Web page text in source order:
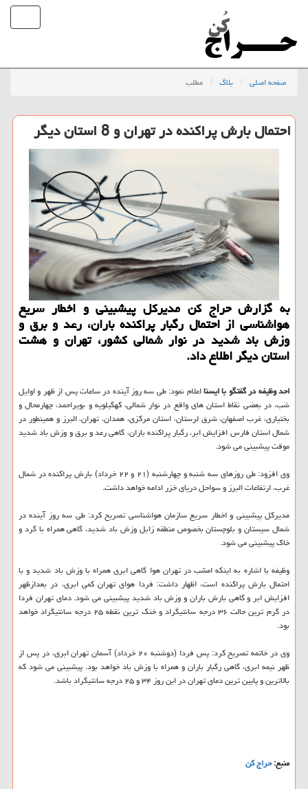
صفحه اصلی بلاگ مطلب
احتمال بارش پراكنده در تهران و 8 استان دیگر
به گزارش حراج كن مدیركل پیشبینی و اخطار سریع
هواشناسی از احتمال رگبار پراكنده باران، رعد و برق و
وزش باد شدید در نوار شمالی كشور، تهران و هشت
استان دیگر اطلاع داد.
احد وظیفه در گفتگو با ایسنااعلام نمود: طی سه روز آینده در ساعات پس از ظهر و اوایل
شب، در بعضی نقاط استان های واقع در نوار شمالی، كهگیلویه و بویراحمد، چهارمحال و
بختیاری، غرب اصفهان، شرق لرستان، استان مركزی، همدان، تهران، البرز و همینطور در
شمال استان فارس افزایش ابر، رگبار پراكنده باران، گاهی رعد و برق و وزش باد شدید
موقت پیشبینی می شود.
وی افزود: طی روزهای سه شنبه و چهارشنبه (۲۱ و ۲۲ خرداد) بارش پراكنده در شمال
غرب، ارتفاعات البرز و سواحل دریای خزر ادامه خواهد داشت.
مدیركل پیشبینی و اخطار سریع سازمان هواشناسی تصریح كرد: طی سه روز آینده در
شمال سیستان و بلوچستان بخصوص منطقه زابل وزش باد شدید، گاهی همراه با گرد و
خاك پیشبینی می شود.
وظیفه با اشاره به اینكه امشب در تهران هوا گاهی ابری همراه با وزش باد شدید و با
احتمال بارش پراكنده است، اظهار داشت: فردا هوای تهران كمی ابری، در بعدازظهر
افزایش ابر و گاهی بارش باران و وزش باد شدید پیشبینی می شود. دمای تهران فردا
در گرم ترین حالت ۳۶ درجه سانتیگراد و خنك ترین نقطه ۲۵ درجه سانتیگراد خواهد
بود.
وی در خاتمه تصریح كرد: پس فردا (دوشنبه ۲۰ خرداد) آسمان تهران ابری، در پس از
ظهر نیمه ابری، گاهی رگبار باران و همراه با وزش باد خواهد بود. پیشبینی می شود كه
بالاترین و پایین ترین دمای تهران در این روز ۳۴ و ۲۵ درجه سانتیگراد باشد.
منبع:حراج كن